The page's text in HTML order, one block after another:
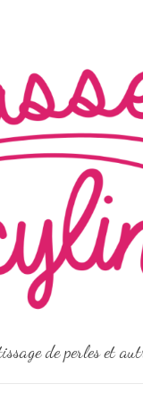
de perles et